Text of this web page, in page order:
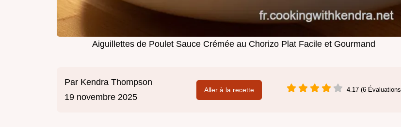
Aiguillettes de Poulet Sauce Crémée au Chorizo Plat Facile et Gourmand
Par Kendra Thompson
19 novembre 2025
Aller à la recette 4.17 (6